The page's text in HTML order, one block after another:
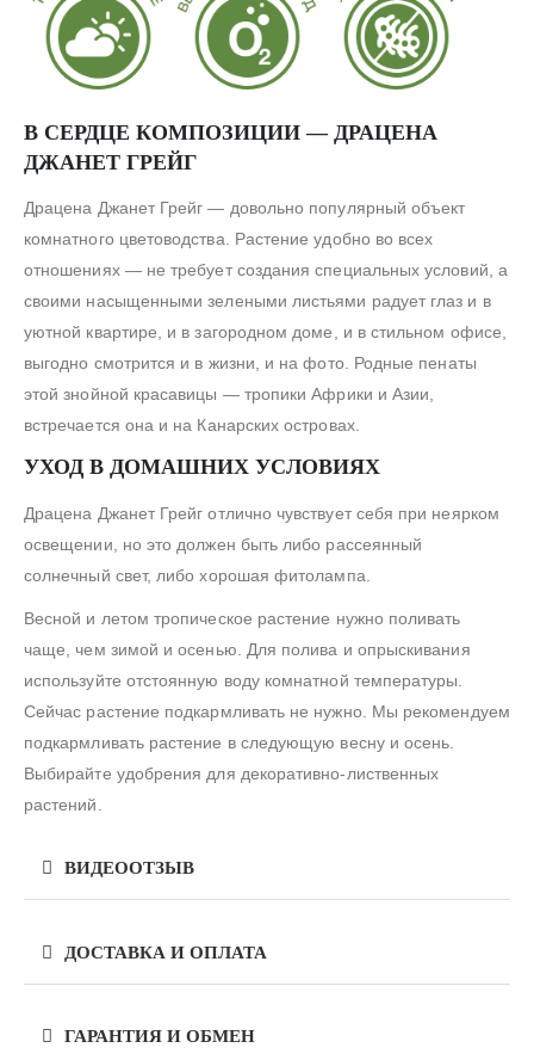
В СЕРДЦЕ КОМПОЗИЦИИ — ДРАЦЕНА
ДЖАНЕТ ГРЕЙГ
Драцена Джанет Грейг — довольно популярный объект
комнатного цветоводства. Растение удобно во всех
отношениях — не требует создания специальных условий, а
своими насыщенными зелеными листьями радует глаз и в
уютной квартире, и в загородном доме, и в стильном офисе,
выгодно смотрится и в жизни, и на фото. Родные пенаты
этой знойной красавицы — тропики Африки и Азии,
встречается она и на Канарских островах.
УХОД В ДОМАШНИХ УСЛОВИЯХ
Драцена Джанет Грейг отлично чувствует себя при неярком
освещении, но это должен быть либо рассеянный
солнечный свет, либо хорошая фитолампа.
Весной и летом тропическое растение нужно поливать
чаще, чем зимой и осенью. Для полива и опрыскивания
используйте отстоянную воду комнатной температуры.
Сейчас растение подкармливать не нужно. Мы рекомендуем
подкармливать растение в следующую весну и осень.
Выбирайте удобрения для декоративно-лиственных
растений.
ВИДЕООТЗЫВ
ДОСТАВКА И ОПЛАТА
ГАРАНТИЯ И ОБМЕН